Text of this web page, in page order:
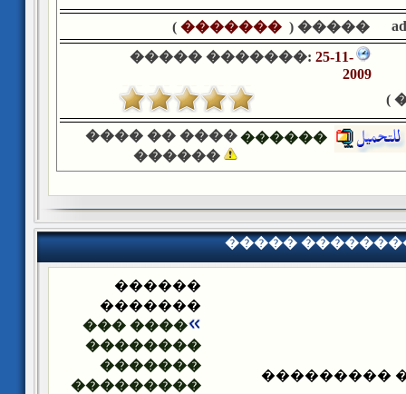
����� (
�������
)
����� �������: 25-11-
2009
���� �� ����
������
������
�����
�����
������
�������
���� ���
��������
�������
���������